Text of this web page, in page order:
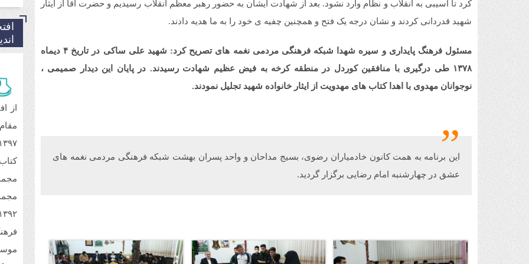
کرد تا آسیبی به انقلاب و نظام وارد نشود. بعد از شهادت ایشان به حضور رهبر معظم انقلاب رسیدیم و حضرت آقا از ایثار
شهید قدردانی کردند و نشان درجه یک فتح و همچنین چفیه ی خود را به ما هدیه دادند.
مسئول فرهنگ پایداری و سیره شهدا شبکه فرهنگی مردمی نغمه های تصریح کرد: شهید علی ساکی در تاریخ ۴ دیماه
۱۳۷۸ طی درگیری با منافقين کوردل در منطقه کرخه به فیض عظیم شهادت رسیدند. در پایان این دیدار صمیمی ،
نوجوانان مهدوی با اهدا کتاب های مهدویت از ایثار خانواده شهید تجلیل نمودند.
این برنامه به همت کانون خادمیاران رضوی، بسیج مداحان و واحد پسران بهشت شبکه فرهنگی مردمی نغمه های
عشق در چهارشنبه امام رضایی برگزار گردید.
6 ماه قبل
7 ماه قبل
از